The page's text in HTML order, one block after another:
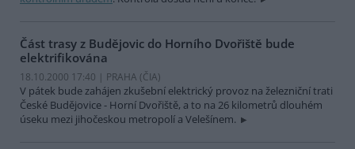
Část trasy z Budějovic do Horního Dvořiště bude
elektrifikována
18.10.2000 17:40 | PRAHA (ČIA)
V pátek bude zahájen zkušební elektrický provoz na železniční trati
České Budějovice - Horní Dvořiště, a to na 26 kilometrů dlouhém
úseku mezi jihočeskou metropolí a Velešínem.